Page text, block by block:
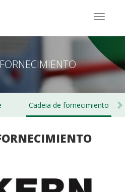
Cadeia de fornecimiento